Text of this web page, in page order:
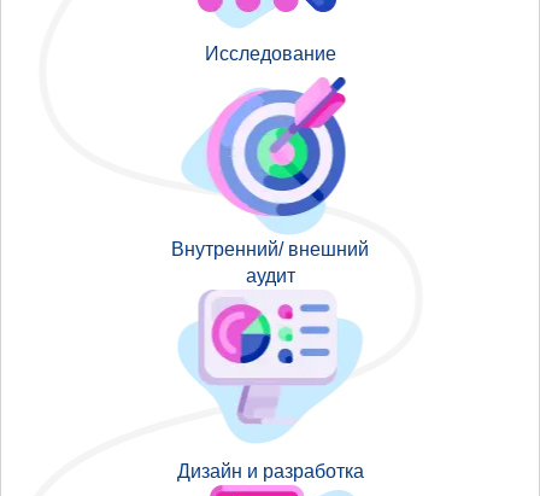
Исследование
Внутренний/ внешний
аудит
Дизайн и разработка